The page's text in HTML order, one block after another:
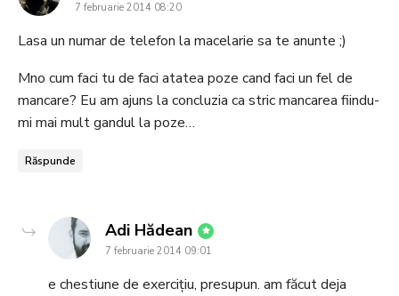
7 februarie 2014 08:20
Lasa un numar de telefon la macelarie sa te anunte ;)
Mno cum faci tu de faci atatea poze cand faci un fel de
mancare? Eu am ajuns la concluzia ca stric mancarea fiindu-
mi mai mult gandul la poze…
Răspunde
Adi Hădean says:
7 februarie 2014 09:01
e chestiune de exercițiu, presupun. am făcut deja